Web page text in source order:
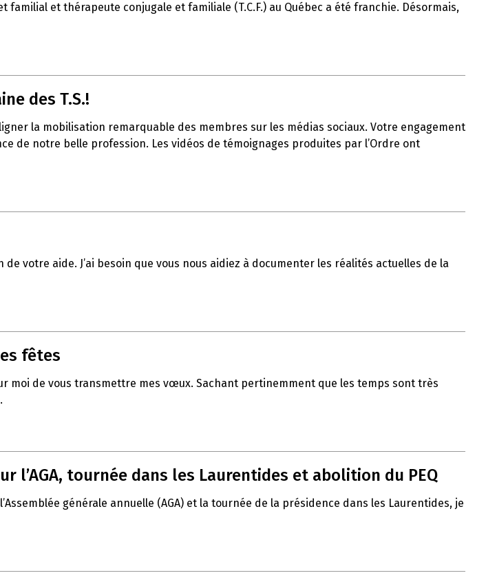
et thérapeute conjugale et familiale (T.C.F.) au Québec a été franchie. Désormais,
des T.S.!
la mobilisation remarquable des membres sur les médias sociaux. Votre engagement
notre belle profession. Les vidéos de témoignages produites par l’Ordre ont
votre aide. J’ai besoin que vous nous aidiez à documenter les réalités actuelles de la
fêtes
moi de vous transmettre mes vœux. Sachant pertinemment que les temps sont très
l’AGA, tournée dans les Laurentides et abolition du PEQ
générale annuelle (AGA) et la tournée de la présidence dans les Laurentides, je